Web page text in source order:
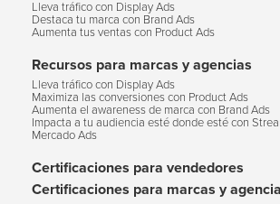
Lleva tráfico con Display Ads
Destaca tu marca con Brand Ads
Aumenta tus ventas con Product Ads
Recursos para marcas y agencias
Lleva tráfico con Display Ads
Maximiza las conversiones con Product Ads
Aumenta el awareness de marca con Brand Ads
Impacta a tu audiencia esté donde esté con
Mercado Ads
Certificaciones para vendedores
Certificaciones para marcas y